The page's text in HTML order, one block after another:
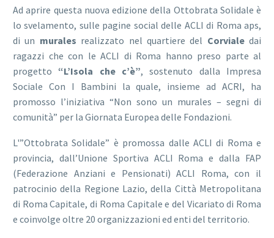
Ad aprire questa nuova edizione della Ottobrata Solidale è
lo svelamento, sulle pagine social delle ACLI di Roma aps,
di un murales realizzato nel quartiere del Corvialedai
ragazzi che con le ACLI di Roma hanno preso parte al
progetto “L’Isola che c’è”, sostenuto dalla Impresa
Sociale Con I Bambini la quale, insieme ad ACRI, ha
promosso l’iniziativa “Non sono un murales – segni di
comunità” per la Giornata Europea delle Fondazioni.
L'”Ottobrata Solidale” è promossa dalle ACLI di Roma e
provincia, dall’Unione Sportiva ACLI Roma e dalla FAP
(Federazione Anziani e Pensionati) ACLI Roma, con il
patrocinio della Regione Lazio, della Città Metropolitana
di Roma Capitale, di Roma Capitale e del Vicariato di Roma
e coinvolge oltre 20 organizzazioni ed enti del territorio.